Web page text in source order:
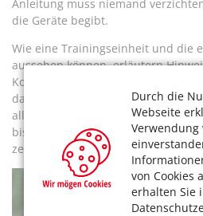
Durch die
Webseite
Verwendung
von Cookies
erhalten Sie
Anleitung muss niemand
die Geräte begibt.
Wie eine Trainingseinheit und die
aussehen können, erläutern
Koordinationsübungen ,Kraft-,
das Dehnen der Muskeln zum
allgemeinen Empfehlungen. An
bis zu drei verschiedene Übungen
zeigt ihre Schwierigkeitsstufe an.